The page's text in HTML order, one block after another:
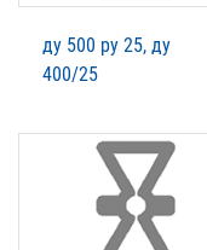
ду 500 ру 25, ду
400/25